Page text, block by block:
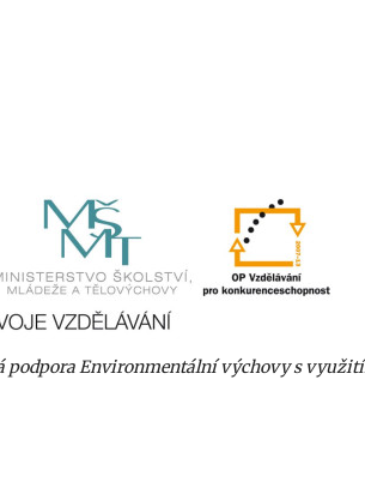
podpora Environmentální výchovy s